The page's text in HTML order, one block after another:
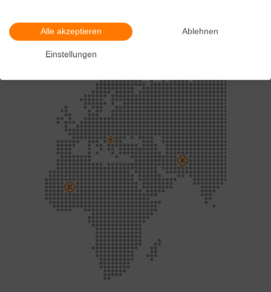
Sie uns an.
Alle akzeptieren Ablehnen
Einstellungen